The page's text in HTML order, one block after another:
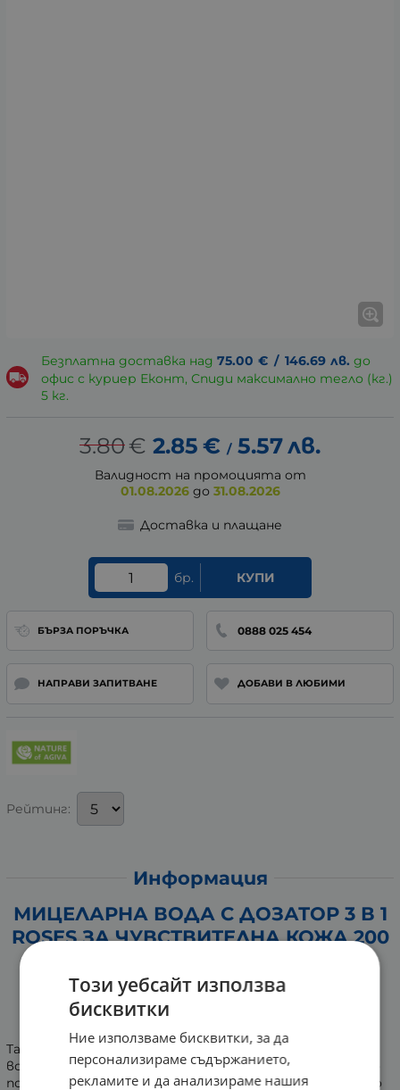
Безплатна доставка над 75.00 € / 146.69 лв. до
офис с куриер Еконт, Спиди максимално тегло (кг.)
5 кг.
3.80€ 2.85 € / 5.57лв.
Валидност на промоцията от
01.08.2026 до 31.08.2026
Доставка и плащане
бр. КУПИ
БЪРЗА ПОРЪЧКА 0888 025 454
НАПРАВИ ЗАПИТВАНЕ ДОБАВИ В ЛЮБИМИ
Рейтинг:
Информация
МИЦЕЛАРНА ВОДА С ДОЗАТОР 3 В 1
ROSES ЗА ЧУВСТВИТЕЛНА КОЖА 200
За всякакъв тип кожа
За лице, очи и устни
Тази мицеларна вода 3 в 1 съчетава натурална розова
вода и екстракт от амарант, за да осигури ефикасно
почистване и усещане за комфорт. Формулата нежно
Този уебсайт използва
бисквитки
Ние използваме бисквитки, за да
персонализираме съдържанието,
рекламите и да анализираме нашия